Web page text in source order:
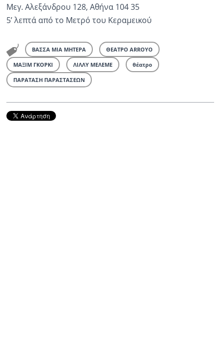
Μεγ. Αλεξάνδρου 128, Αθήνα 104 35
5’ λεπτά από το Μετρό του Κεραμεικού
ΒΑΣΣΑ ΜΙΑ ΜΗΤΕΡΑ ΘΕΑΤΡΟ ARROYO
ΜΑΞΙΜ ΓΚΟΡΚΙ ΛΙΛΛΥ ΜΕΛΕΜΕ θέατρο
ΠΑΡΑΤΑΣΗ ΠΑΡΑΣΤΑΣΕΩΝ